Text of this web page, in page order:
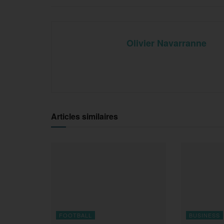
Olivier Navarranne
Articles similaires
FOOTBALL BUSINESS